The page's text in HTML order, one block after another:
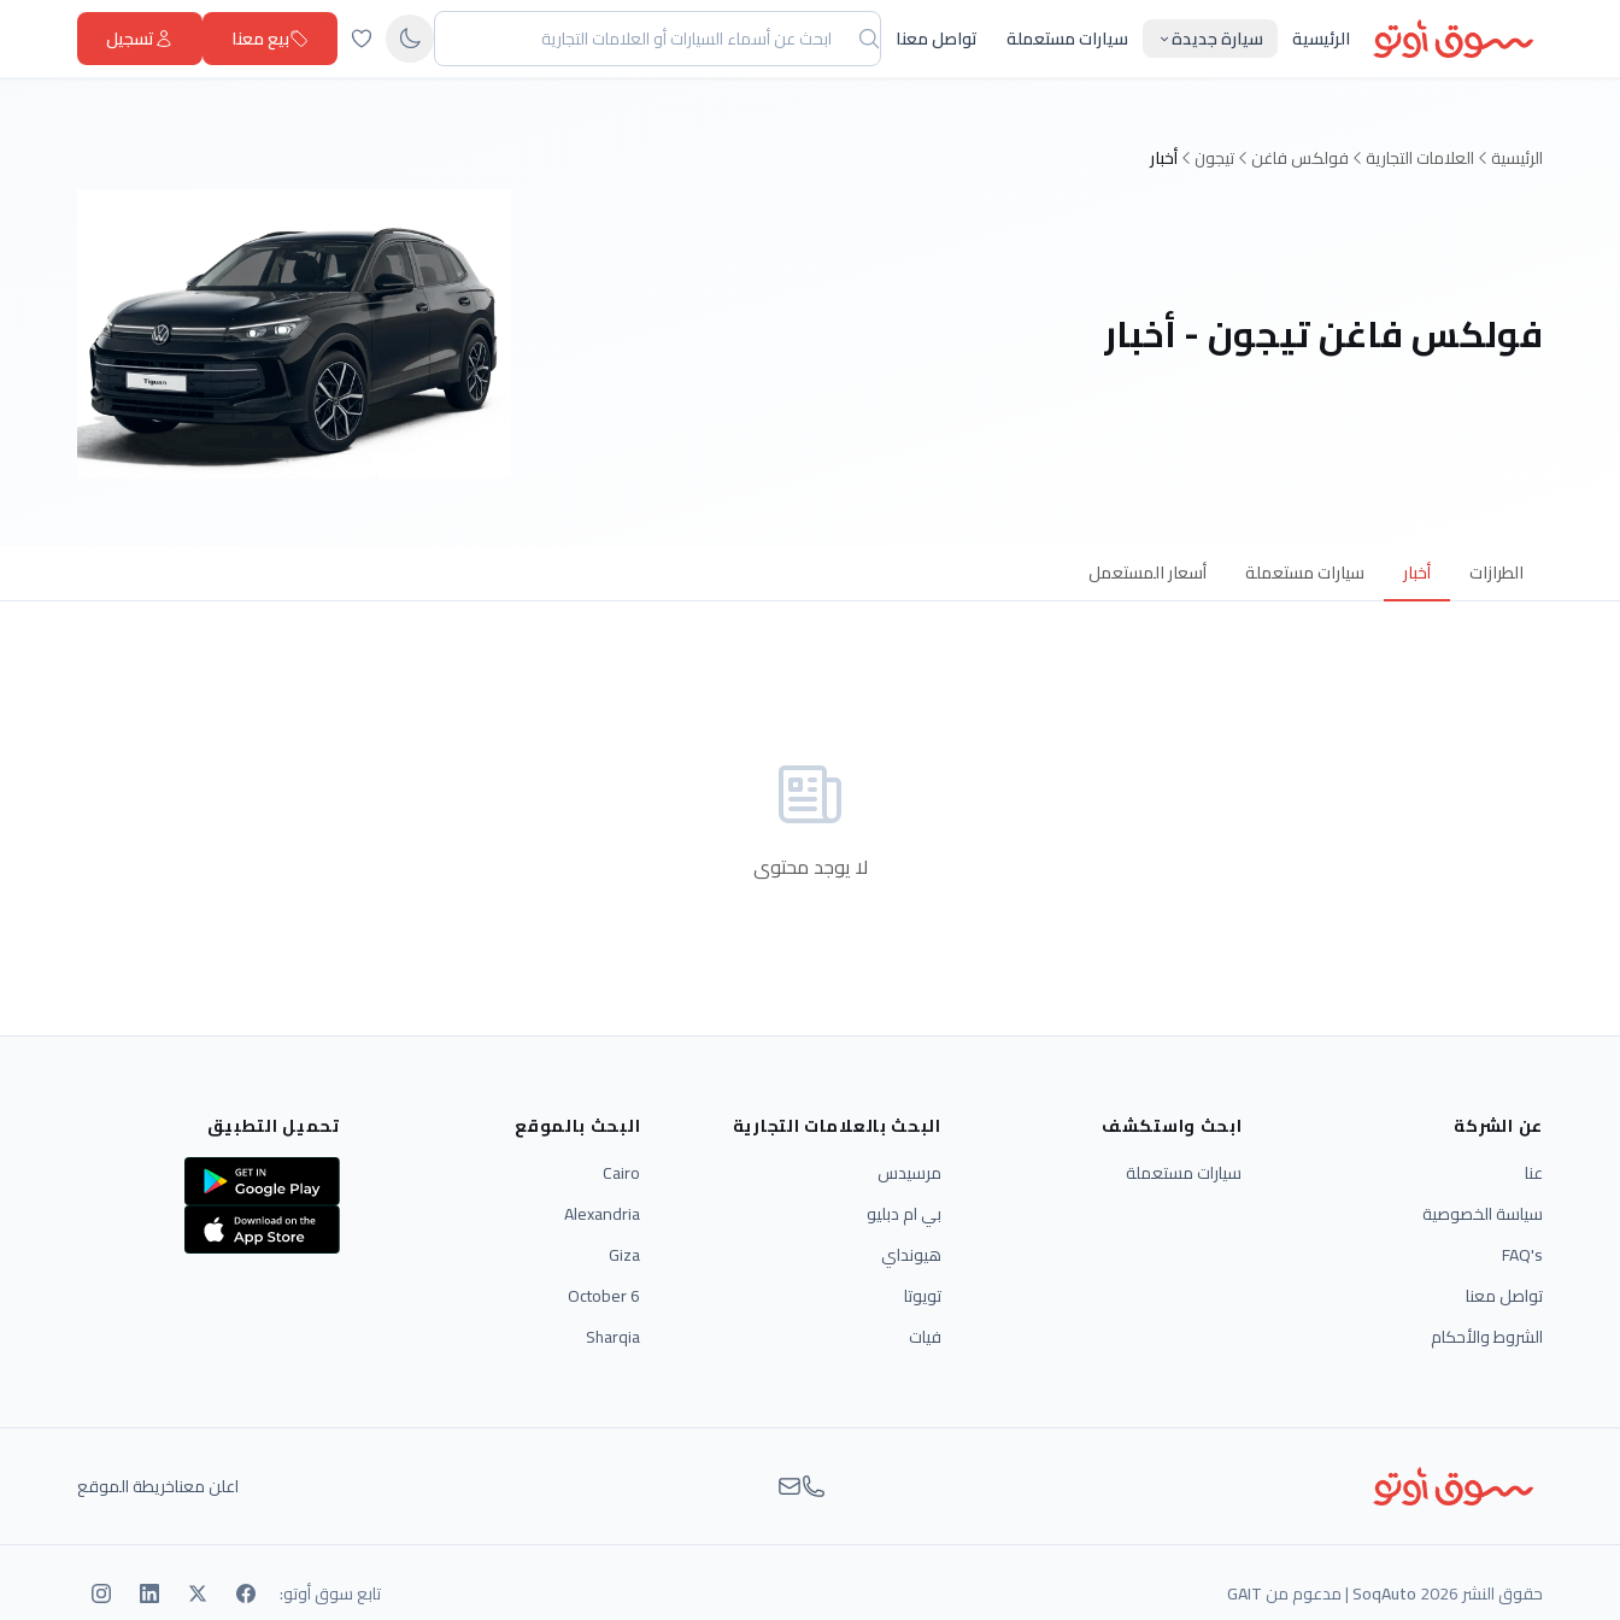
الرئيسية سيارة جديدة سيارات مستعملة تواصل معنا بيع معنا تسجيل
الرئيسية العلامات التجارية فولكس فاغن تيجون أخبار
فولكس فاغن تيجون - أخبار
الطرازات أخبار سيارات مستعملة أسعار المستعمل
لا يوجد محتوى
عن الشركة
عنا
سياسة الخصوصية
FAQ's
تواصل معنا
الشروط والأحكام
ابحث واستكشف
سيارات مستعملة
البحث بالعلامات التجارية
مرسيدس
بي ام دبليو
هيونداي
تويوتا
فيات
البحث بالموقع
Cairo
Alexandria
Giza
6 October
Sharqia
تحميل التطبيق
اعلن معناخريطة الموقع
حقوق النشر 2026 SoqAuto| مدعوم منGAIT تابع سوق أوتو: